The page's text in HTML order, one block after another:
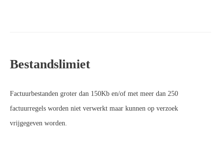
Bestandslimiet
Factuurbestanden groter dan 150Kb en/of met meer dan 250
factuurregels worden niet verwerkt maar kunnen op verzoek
vrijgegeven worden.